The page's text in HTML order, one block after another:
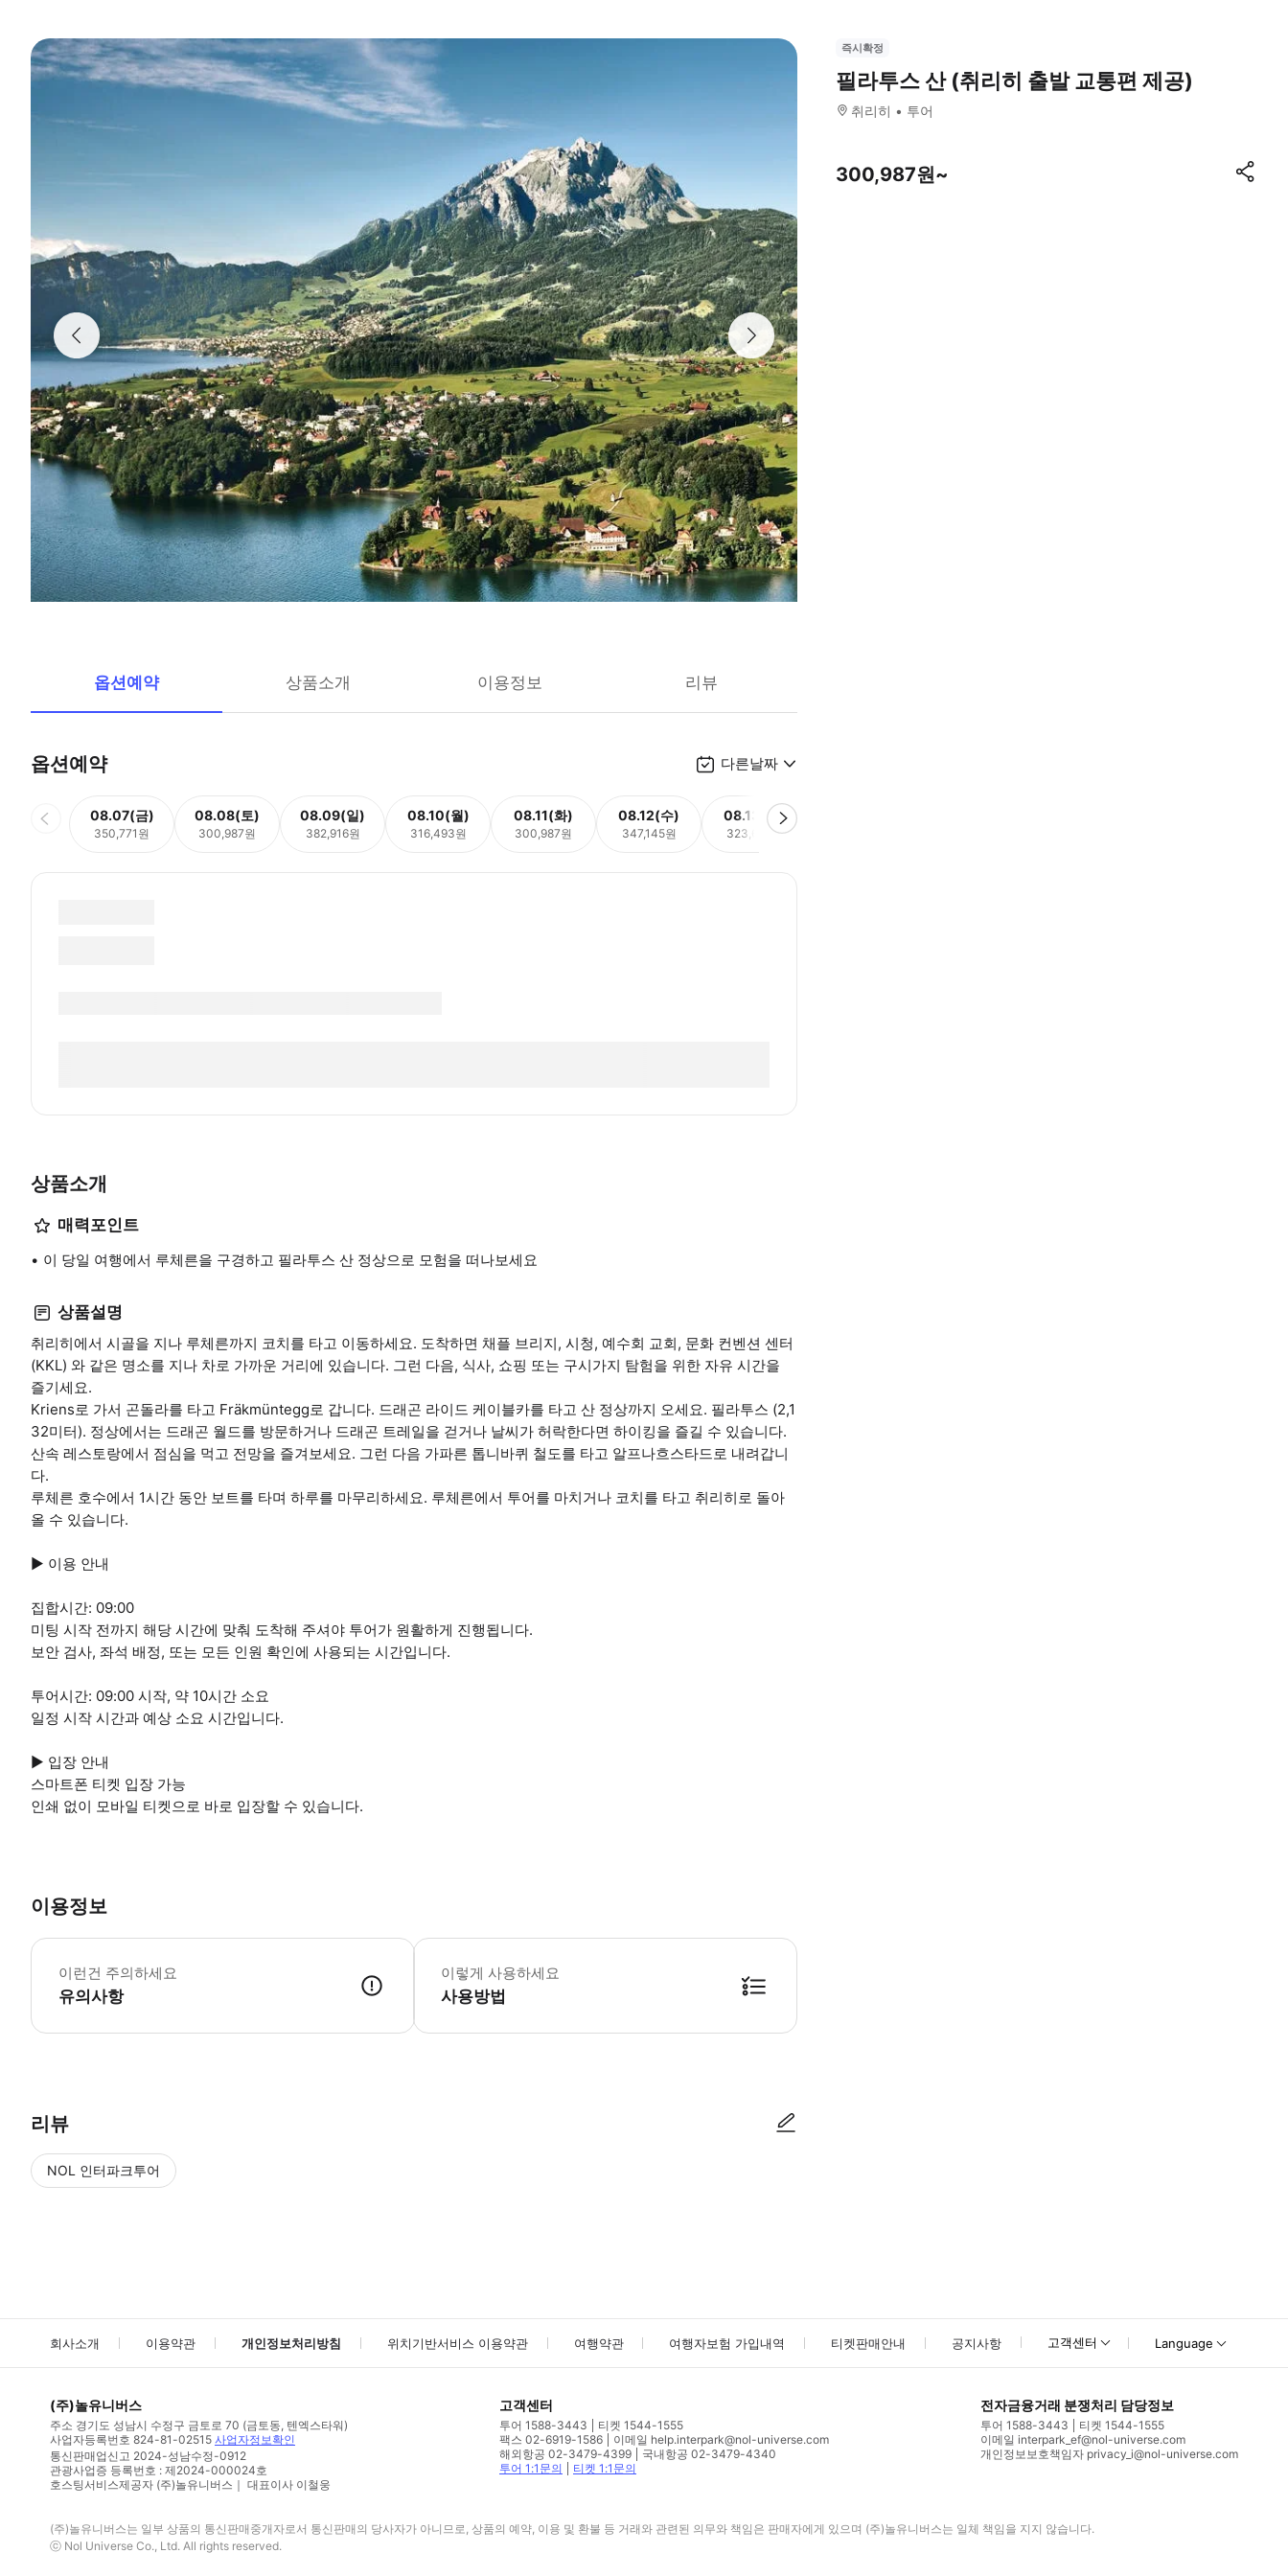
옵션예약 상품소개 이용정보 리뷰
옵션예약 다른날짜
08.07(금)
350,771원
08.08(토)
300,987원
08.09(일)
382,916원
08.10(월)
316,493원
08.11(화)
300,987원
08.12(수)
347,145원
08.13(목)
323,697원
상품소개
매력포인트
이 당일 여행에서 루체른을 구경하고 필라투스 산 정상으로 모험을 떠나보세요
상품설명
취리히에서 시골을 지나 루체른까지 코치를 타고 이동하세요. 도착하면 채플 브리지, 시청, 예수회 교회, 문화 컨벤션 센터
(KKL) 와 같은 명소를 지나 차로 가까운 거리에 있습니다. 그런 다음, 식사, 쇼핑 또는 구시가지 탐험을 위한 자유 시간을
즐기세요.
Kriens로 가서 곤돌라를 타고 Fräkmüntegg로 갑니다. 드래곤 라이드 케이블카를 타고 산 정상까지 오세요. 필라투스 (2,1
32미터). 정상에서는 드래곤 월드를 방문하거나 드래곤 트레일을 걷거나 날씨가 허락한다면 하이킹을 즐길 수 있습니다.
산속 레스토랑에서 점심을 먹고 전망을 즐겨보세요. 그런 다음 가파른 톱니바퀴 철도를 타고 알프나흐스타드로 내려갑니
다.
루체른 호수에서 1시간 동안 보트를 타며 하루를 마무리하세요. 루체른에서 투어를 마치거나 코치를 타고 취리히로 돌아
올 수 있습니다.
▶ 이용 안내
집합시간: 09:00
미팅 시작 전까지 해당 시간에 맞춰 도착해 주셔야 투어가 원활하게 진행됩니다.
보안 검사, 좌석 배정, 또는 모든 인원 확인에 사용되는 시간입니다.
투어시간: 09:00 시작, 약 10시간 소요
일정 시작 시간과 예상 소요 시간입니다.
▶ 입장 안내
스마트폰 티켓 입장 가능
인쇄 없이 모바일 티켓으로 바로 입장할 수 있습니다.
이용정보
이런건 주의하세요
유의사항
▶ 꼭 알아두세요 * 19.10.-27.11.2026: 톱니바퀴 열차를 타고 오르락 내리락, 보트 탑승 불가, 점심 바우처 포함 * 28.11.-29.11.2026: 케이블카로 오르기,
이렇게 사용하세요
사용방법
리뷰
NOL 인터파크투어
즉시확정
필라투스 산 (취리히 출발 교통편 제공)
취리히 투어
300,987원~
회사소개 이용약관 개인정보처리방침 위치기반서비스 이용약관 여행약관 여행자보험 가입내역 티켓판매안내 공지사항 고객센터 Language
(주)놀유니버스
주소 경기도 성남시 수정구 금토로 70 (금토동, 텐엑스타워)
사업자등록번호 824-81-02515 사업자정보확인
통신판매업신고 2024-성남수정-0912
관광사업증 등록번호 : 제2024-000024호
호스팅서비스제공자 (주)놀유니버스｜ 대표이사 이철웅
고객센터
투어 1588-3443
티켓 1544-1555
팩스 02-6919-1586
이메일 help.interpark@nol-universe.com
해외항공 02-3479-4399
국내항공 02-3479-4340
투어 1:1문의
티켓 1:1문의
전자금융거래 분쟁처리 담당정보
투어 1588-3443
티켓 1544-1555
이메일 interpark_ef@nol-universe.com
개인정보보호책임자 privacy_i@nol-universe.com
(주)놀유니버스는 일부 상품의 통신판매중개자로서 통신판매의 당사자가 아니므로, 상품의 예약, 이용 및 환불 등 거래와 관련된 의무와 책임은 판매자에게 있으며 (주)놀유니버스는 일체 책임을 지지 않습니다.
ⓒ Nol Universe Co., Ltd. All rights reserved.